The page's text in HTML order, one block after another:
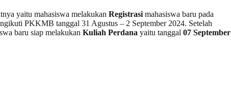
yaitu mahasiswa melakukan Registrasi mahasiswa baru pada
PKKMB tanggal 31 Agustus – 2 September 2024. Setelah
baru siap melakukan Kuliah Perdana yaitu tanggal 07 September